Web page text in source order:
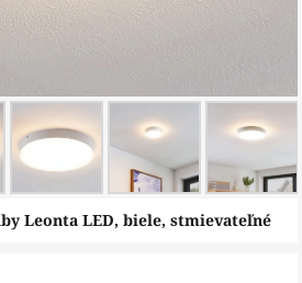
Leonta LED, biele, stmievateľné